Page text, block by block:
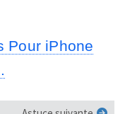
Pour iPhone